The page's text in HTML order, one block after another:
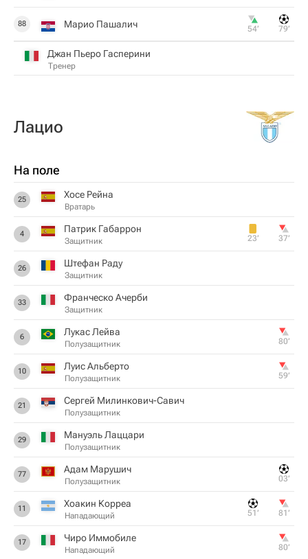
88 Марио Пашалич 54‎’‎ 79‎’‎
Джан Пьеро Гасперини
Тренер
Лацио
На поле
25 Хосе Рейна
Вратарь
4 Патрик Габаррон
Защитник 23‎’‎ 37‎’‎
26 Штефан Раду
Защитник
33 Франческо Ачерби
Защитник
6 Лукас Лейва
Полузащитник 80‎’‎
10 Луис Альберто
Полузащитник 59‎’‎
21 Сергей Милинкович-Савич
Полузащитник
29 Мануэль Лаццари
Полузащитник
77 Адам Марушич
Полузащитник 03‎’‎
11 Хоакин Корреа
Нападающий 51‎’‎ 81‎’‎
17 Чиро Иммобиле
Нападающий 80‎’‎